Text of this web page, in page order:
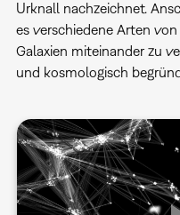
Urknall nachzeichnet.
es verschiedene Arten
Galaxien miteinander zu
und kosmologisch